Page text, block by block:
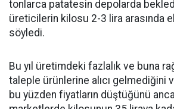
tonlarca patatesin depolarda
üreticilerin kilosu 2-3 lira arasında
söyledi.
Bu yıl üretimdeki fazlalık ve buna
taleple ürünlerine alıcı gelmediğini
bu yüzden fiyatların düştüğünü